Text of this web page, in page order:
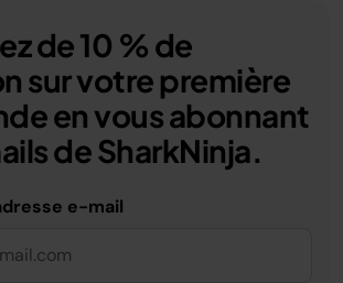
de 10 % de
sur votre première
en vous abonnant
de SharkNinja.
e-mail